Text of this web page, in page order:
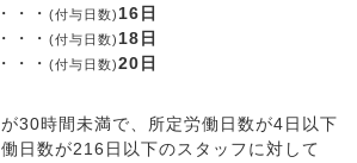
・・・ (付与日数)16日
・・・ (付与日数)18日
・・・ (付与日数)20日
30時間未満で、所定労働日数が4日以下
日数が216日以下のスタッフに対して